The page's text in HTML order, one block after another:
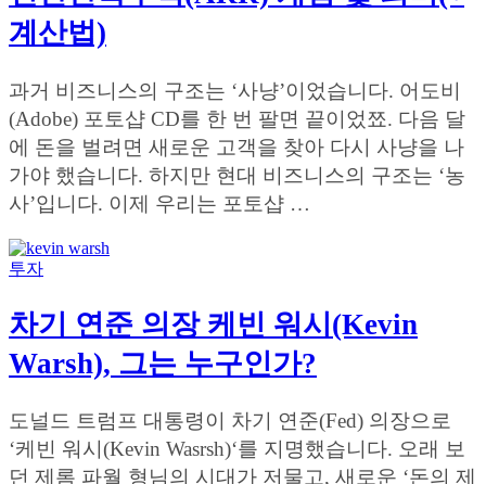
계산법)
과거 비즈니스의 구조는 ‘사냥’이었습니다. 어도비
(Adobe) 포토샵 CD를 한 번 팔면 끝이었쬬. 다음 달
에 돈을 벌려면 새로운 고객을 찾아 다시 사냥을 나
가야 했습니다. 하지만 현대 비즈니스의 구조는 ‘농
사’입니다. 이제 우리는 포토샵 …
투자
차기 연준 의장 케빈 워시(Kevin
Warsh), 그는 누구인가?
도널드 트럼프 대통령이 차기 연준(Fed) 의장으로
‘케빈 워시(Kevin Wasrsh)‘를 지명했습니다. 오래 보
던 제롬 파월 형님의 시대가 저물고, 새로운 ‘돈의 제